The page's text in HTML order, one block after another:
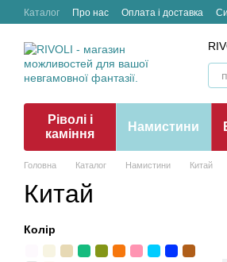
Перейти до основного контенту
Каталог Про нас Оплата і доставка
Ріволі і
каміння
Намистини
Головна Каталог Намистини Китай
Китай
Колір